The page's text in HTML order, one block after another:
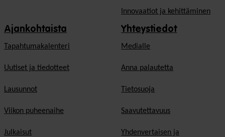
Innovaatiot ja kehittäminen
Ajankohtaista
Tapahtumakalenteri
Uutiset ja tiedotteet
Lausunnot
Viikon puheenaihe
Julkaisut
Yhteystiedot
Medialle
Anna palautetta
Tietosuoja
Saavutettavuus
Yhdenvertaisen ja